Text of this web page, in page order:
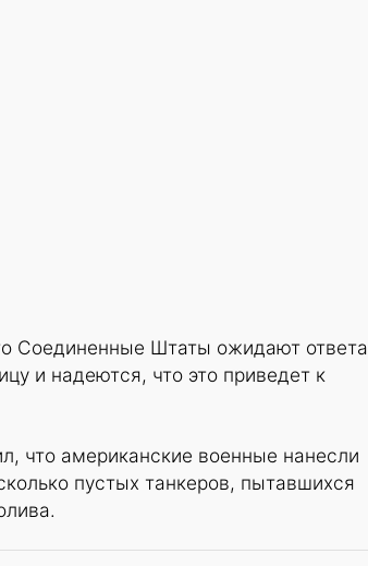
Соединенные Штаты ожидают ответа
и надеются, что это приведет к
что американские военные нанесли
пустых танкеров, пытавшихся